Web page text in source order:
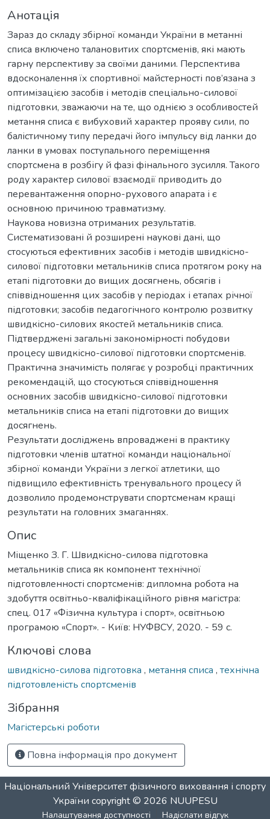
Анотація
Зараз до складу збірної команди України в метанні
списа включено талановитих спортсменів, які мають
гарну перспективу за своїми даними. Перспектива
вдосконалення їх спортивної майстерності пов’язана з
оптимізацією засобів і методів спеціально-силової
підготовки, зважаючи на те, що однією з особливостей
метання списа є вибуховий характер прояву сили, по
балістичному типу передачі його імпульсу від ланки до
ланки в умовах поступального переміщення
спортсмена в розбігу й фазі фінального зусилля. Такого
роду характер силової взаємодії приводить до
перевантаження опорно-рухового апарата і є
основною причиною травматизму.
Наукова новизна отриманих результатів.
Систематизовані й розширені наукові дані, що
стосуються ефективних засобів і методів швидкісно-
силової підготовки метальників списа протягом року на
етапі підготовки до вищих досягнень, обсягів і
співвідношення цих засобів у періодах і етапах річної
підготовки; засобів педагогічного контролю розвитку
швидкісно-силових якостей метальників списа.
Підтверджені загальні закономірності побудови
процесу швидкісно-силової підготовки спортсменів.
Практична значимість полягає у розробці практичних
рекомендацій, що стосуються співвідношення
основних засобів швидкісно-силової підготовки
метальників списа на етапі підготовки до вищих
досягнень.
Результати досліджень впроваджені в практику
підготовки членів штатної команди національної
збірної команди України з легкої атлетики, що
підвищило ефективність тренувального процесу й
дозволило продемонструвати спортсменам кращі
результати на головних змаганнях.
Опис
Міщенко З. Г. Швидкісно-силова підготовка
метальників списа як компонент технічної
підготовленності спортсменів: дипломна робота на
здобуття освітньо-кваліфікаційного рівня магістра:
спец. 017 «Фізична культура і спорт», освітньою
програмою «Спорт». - Київ: НУФВСУ, 2020. - 59 с.
Ключові слова
швидкісно-силова підготовка , метання списа , технічна
підготовленість спортсменів
Зібрання
Магістерські роботи
Повна інформація про документ
Національний Університет фізичного виховання і спорту
України copyright © 2026 NUUPESU
Налаштування доступності Надіслати відгук